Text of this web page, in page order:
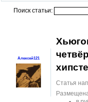
Поиск статьи:
Алексей121
Статья